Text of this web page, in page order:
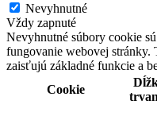
Nevyhnutné
Vždy zapnuté
Nevyhnutné súbory cookie
fungovanie webovej stránky.
zaisťujú základné funkcie a
Cookie